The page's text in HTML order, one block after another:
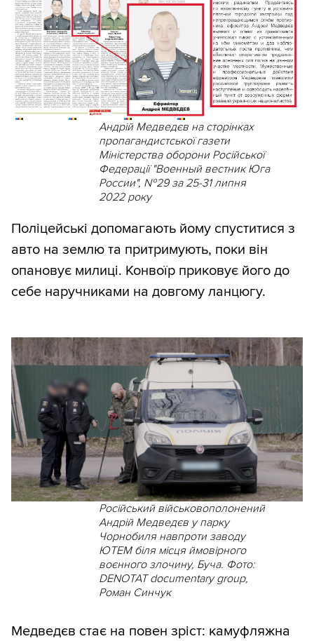
Андрій Медведєв на сторінках
пропагандистської газети
Міністерства оборони Російської
Федерації "Военный вестник Юга
России", №29 за 25-31 липня
2022 року
Поліцейські допомагають йому спуститися з
авто на землю та притримують, поки він
опановує милиці. Конвоїр приковує його до
себе наручниками на довгому ланцюгу.
Російський військовополонений
Андрій Медведєв у парку
Чорнобиля навпроти заводу
ЮТЕМ біля місця ймовірного
воєнного злочину, Буча. Фото:
DENOTAT documentary group,
Роман Синчук
Медведєв стає на повен зріст: камуфляжна